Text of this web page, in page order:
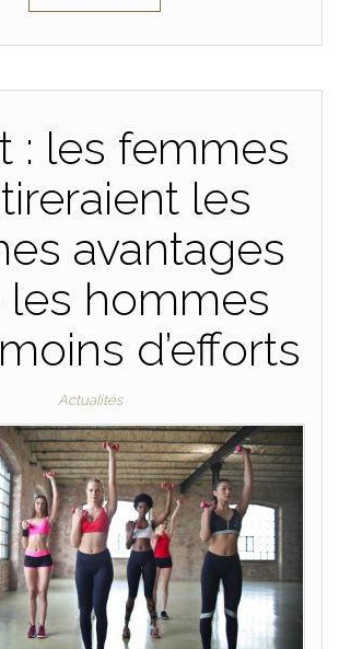
: les femmes
les
avantages
les hommes
d’efforts
Actualités